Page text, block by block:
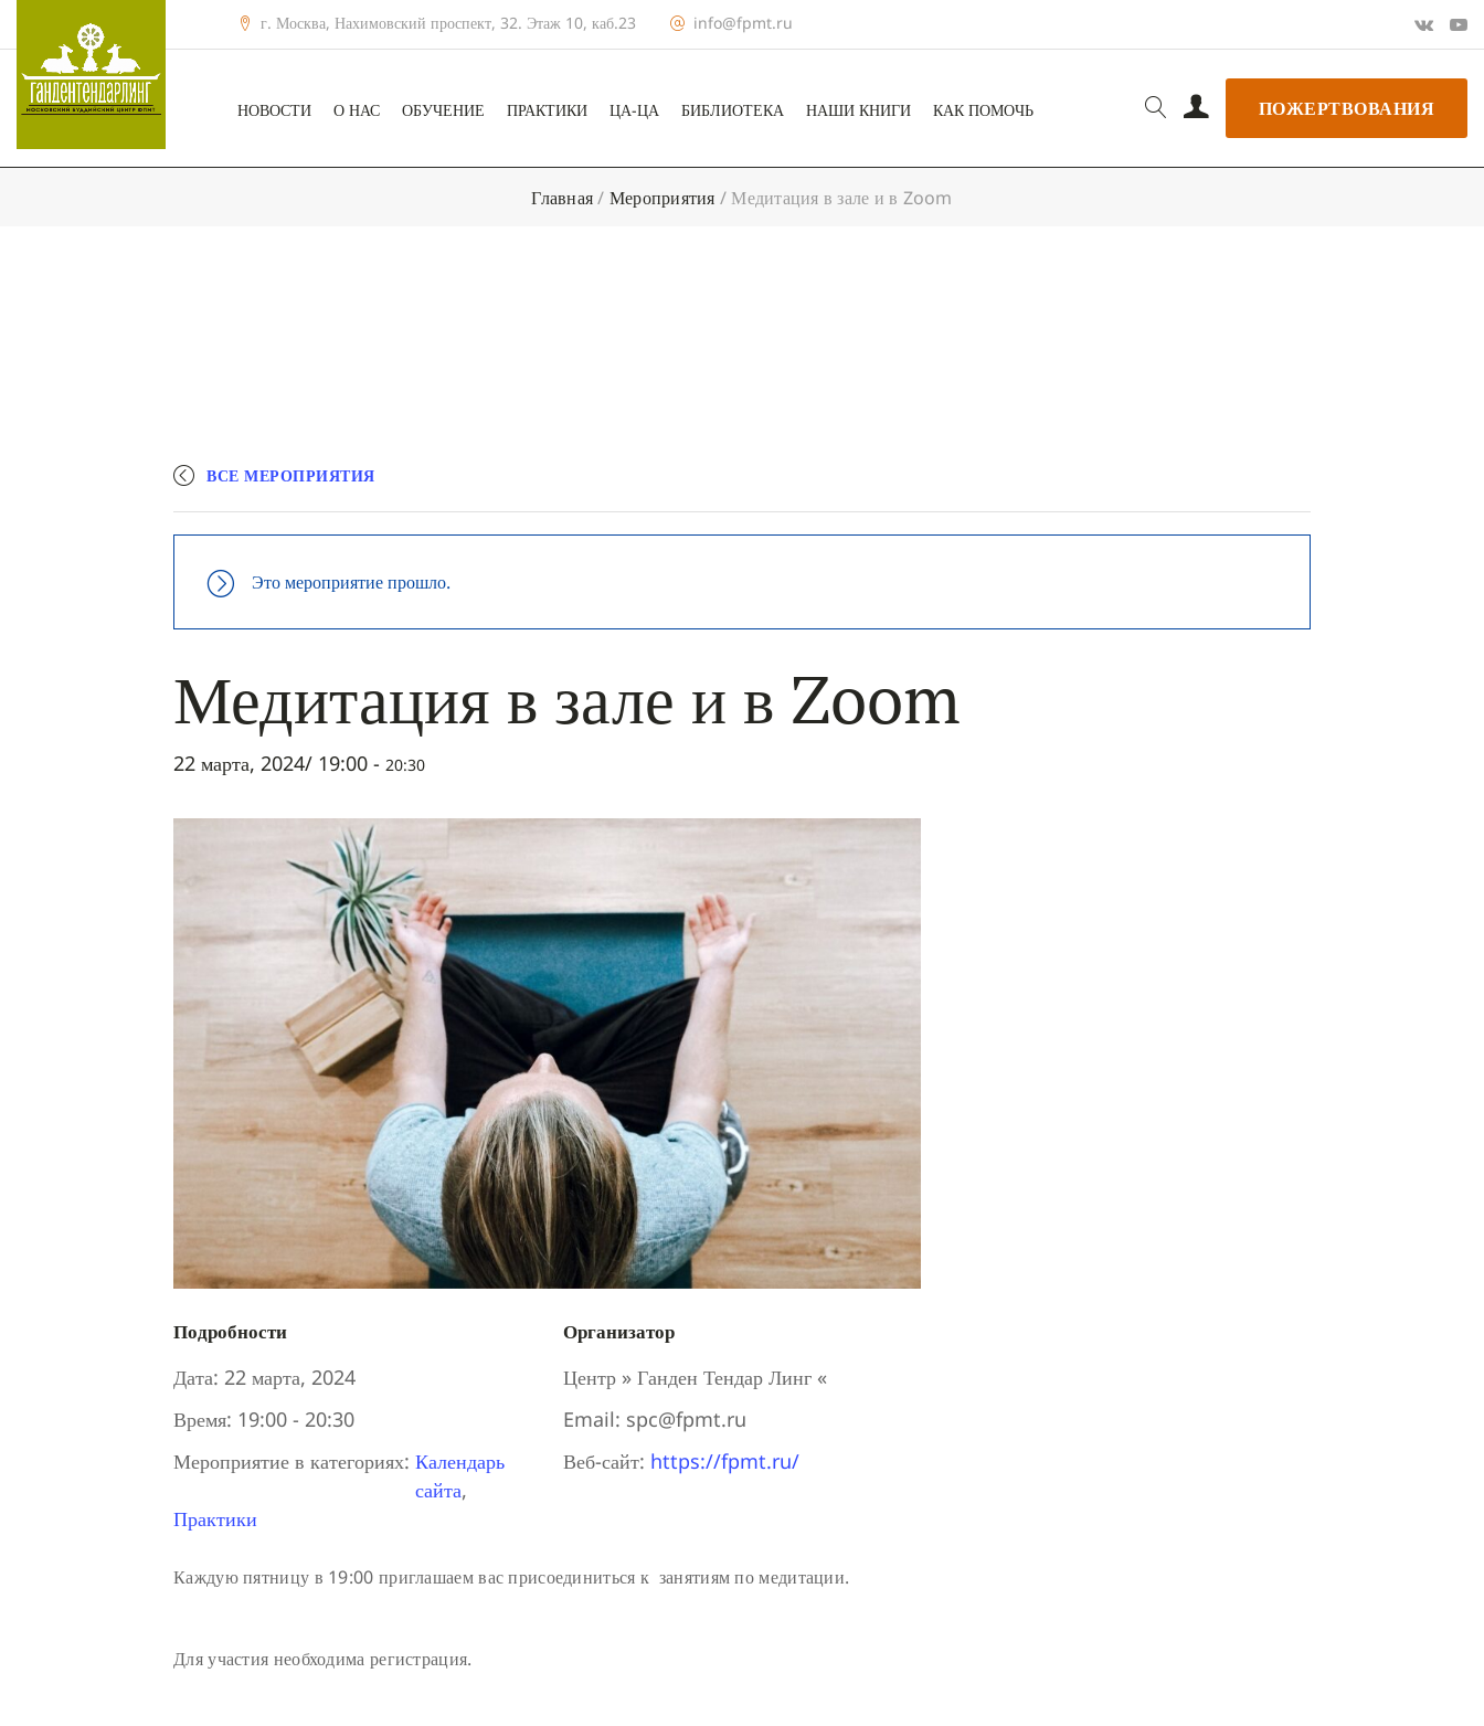
г. Москва, Нахимовский проспект, 32. Этаж 10, каб.23 info@fpmt.ru
НОВОСТИ О НАС ОБУЧЕНИЕ ПРАКТИКИ ЦА-ЦА БИБЛИОТЕКА НАШИ КНИГИ КАК ПОМОЧЬ ПОЖЕРТВОВАНИЯ
Главная/ Мероприятия / Медитация в зале и в Zoom
ВСЕ МЕРОПРИЯТИЯ
Это мероприятие прошло.
Медитация в зале и в Zoom
22 марта, 2024/ 19:00 - 20:30
Подробности
Дата: 22 марта, 2024
Время: 19:00 - 20:30
Мероприятие в категориях: Календарь
сайта,
Практики
Организатор
Центр » Ганден Тендар Линг «
Email: spc@fpmt.ru
Веб-сайт: https://fpmt.ru/
Каждую пятницу в 19:00 приглашаем вас присоединиться к занятиям по медитации.
Для участия необходима регистрация.